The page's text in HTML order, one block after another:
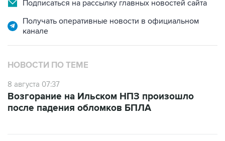
НОВОСТИ ПО ТЕМЕ
8 августа 07:37
после падения обломков БПЛА